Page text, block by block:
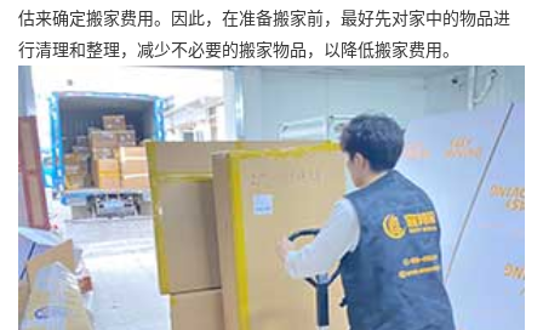
估来确定搬家费用。因此，在准备搬家前，最好先对家中的物品进
行清理和整理，减少不必要的搬家物品，以降低搬家费用。